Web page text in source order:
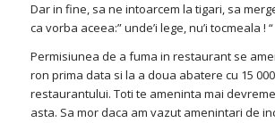
Dar in fine, sa ne intoarcem la tigari, sa
ca vorba aceea:” unde’i lege, nu’i tocmeala ! “
Permisiunea de a fuma in restaurant se
ron prima data si la a doua abatere cu 15
restaurantului. Toti te ameninta mai
asta. Sa mor daca am vazut amenintari de